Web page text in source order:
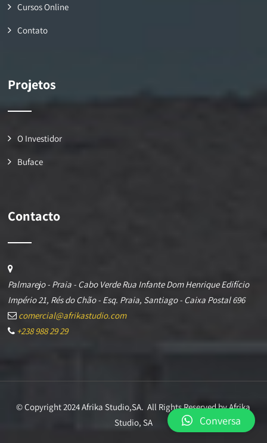
Cursos Online
Contato
Projetos
O Investidor
Buface
Contacto
Palmarejo - Praia - Cabo Verde Rua Infante Dom Henrique Edifício
Império 21, Rés do Chão - Esq. Praia, Santiago - Caixa Postal 696
comercial@afrikastudio.com
+238 988 29 29
© Copyright 2024 Afrika Studio,SA. All Rights Reserved by Afrika
Studio, SA
Conversa